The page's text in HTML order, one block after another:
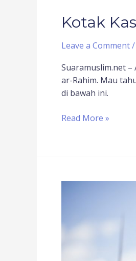
Kotak
Leave a Comment/
Suaramuslim.net
ar-Rahim. Mau
di bawah ini.
Read More »
Harmoni